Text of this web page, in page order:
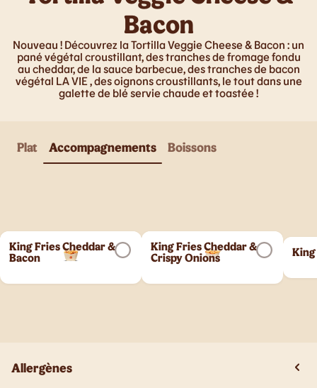
Bacon
Nouveau ! Découvrez la Tortilla Veggie Cheese & Bacon : un
pané végétal croustillant, des tranches de fromage fondu
au cheddar, de la sauce barbecue, des tranches de bacon
végétal LA VIE , des oignons croustillants, le tout dans une
galette de blé servie chaude et toastée !
Plat Accompagnements Boissons
King Fries Cheddar &
Bacon
King Fries Cheddar &
Crispy Onions
Allergènes